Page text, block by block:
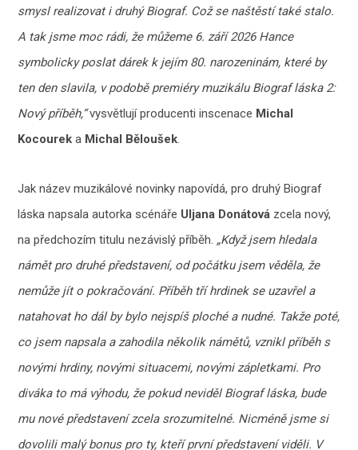
smysl realizovat i druhý Biograf. Což se naštěstí také stalo.
A tak jsme moc rádi, že můžeme 6. září 2026 Hance
symbolicky poslat dárek k jejím 80. narozeninám, které by
ten den slavila, v podobě premiéry muzikálu Biograf láska 2:
Nový příběh,“vysvětlují producenti inscenace Michal
Kocourek a Michal Běloušek.
Jak název muzikálové novinky napovídá, pro druhý Biograf
láska napsala autorka scénáře Uljana Donátová zcela nový,
na předchozím titulu nezávislý příběh. „Když jsem hledala
námět pro druhé představení, od počátku jsem věděla, že
nemůže jít o pokračování. Příběh tří hrdinek se uzavřel a
natahovat ho dál by bylo nejspíš ploché a nudné. Takže poté,
co jsem napsala a zahodila několik námětů, vznikl příběh s
novými hrdiny, novými situacemi, novými zápletkami. Pro
diváka to má výhodu, že pokud neviděl Biograf láska, bude
mu nové představení zcela srozumitelné. Nicméně jsme si
dovolili malý bonus pro ty, kteří první představení viděli. V